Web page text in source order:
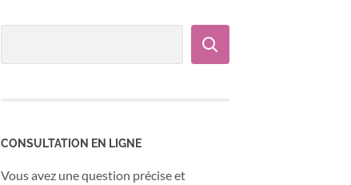
CONSULTATION EN LIGNE
Vous avez une question précise et